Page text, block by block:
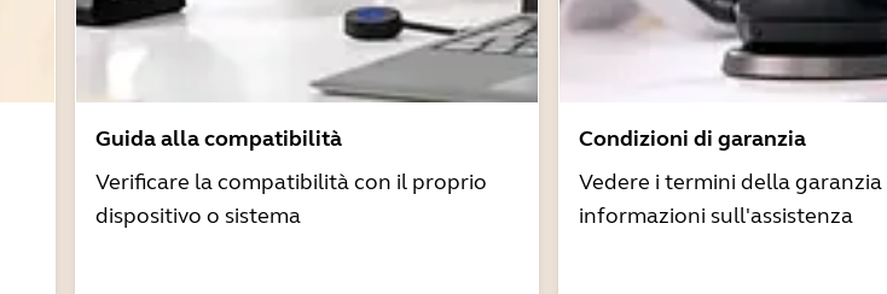
Guida alla compatibilità
Verificare la compatibilità con il proprio
dispositivo o sistema
Condizioni di garanzia
Vedere i termini della garanzia
informazioni sull'assistenza